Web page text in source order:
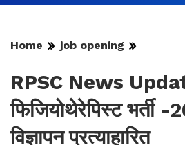
Home job opening
RPSC News
फिजियोथेरेपिस्ट भर्ती
विज्ञापन प्रत्याहारित